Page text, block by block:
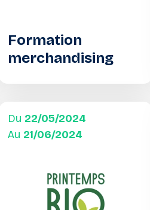
Formation
merchandising
Du 22/05/2024
Au 21/06/2024